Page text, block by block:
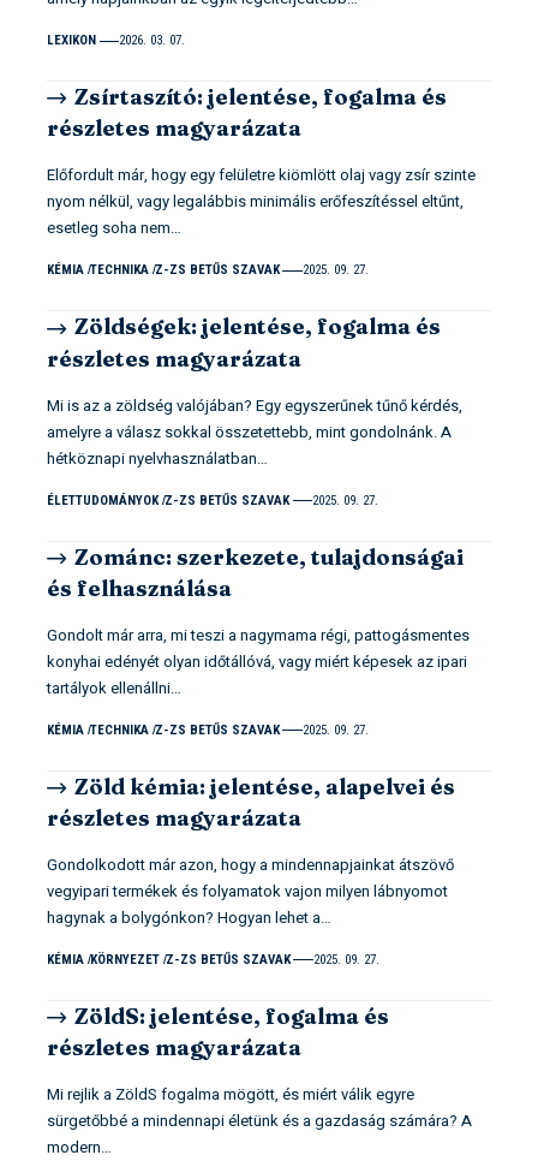
LEXIKON 2026. 03. 07.
Zsírtaszító: jelentése, fogalma és
részletes magyarázata
Előfordult már, hogy egy felületre kiömlött olaj vagy zsír szinte
nyom nélkül, vagy legalábbis minimális erőfeszítéssel eltűnt,
esetleg soha nem…
KÉMIA TECHNIKA Z-ZS BETŰS SZAVAK 2025. 09. 27.
Zöldségek: jelentése, fogalma és
részletes magyarázata
Mi is az a zöldség valójában? Egy egyszerűnek tűnő kérdés,
amelyre a válasz sokkal összetettebb, mint gondolnánk. A
hétköznapi nyelvhasználatban…
ÉLETTUDOMÁNYOK Z-ZS BETŰS SZAVAK 2025. 09. 27.
Zománc: szerkezete, tulajdonságai
és felhasználása
Gondolt már arra, mi teszi a nagymama régi, pattogásmentes
konyhai edényét olyan időtállóvá, vagy miért képesek az ipari
tartályok ellenállni…
KÉMIA TECHNIKA Z-ZS BETŰS SZAVAK 2025. 09. 27.
Zöld kémia: jelentése, alapelvei és
részletes magyarázata
Gondolkodott már azon, hogy a mindennapjainkat átszövő
vegyipari termékek és folyamatok vajon milyen lábnyomot
hagynak a bolygónkon? Hogyan lehet a…
KÉMIA KÖRNYEZET Z-ZS BETŰS SZAVAK 2025. 09. 27.
ZöldS: jelentése, fogalma és
részletes magyarázata
Mi rejlik a ZöldS fogalma mögött, és miért válik egyre
sürgetőbbé a mindennapi életünk és a gazdaság számára? A
modern…